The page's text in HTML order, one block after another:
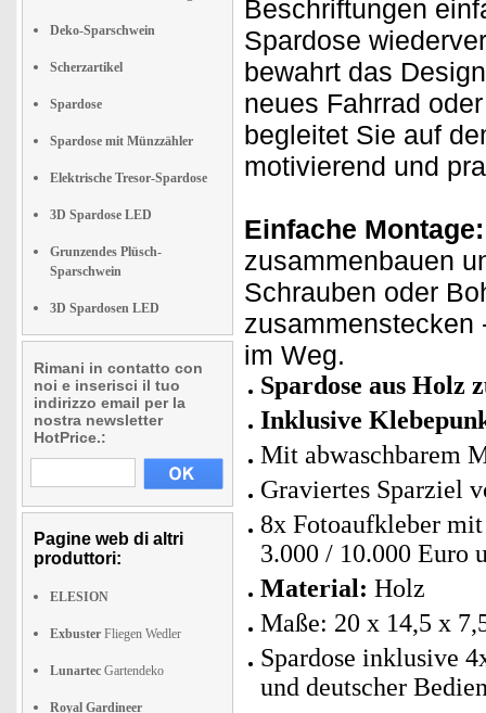
Deko-Sparschwein
Scherzartikel
Spardose
Spardose mit Münzzähler
Elektrische Tresor-Spardose
3D Spardose LED
Grunzendes Plüsch-
Sparschwein
3D Spardosen LED
Rimani in contatto con
noi e inserisci il tuo
indirizzo email per la
nostra newsletter
HotPrice.:
Pagine web di altri
produttori:
ELESION
Exbuster Fliegen Wedler
Lunartec Gartendeko
Royal Gardineer
Beschriftungen
Spardose
bewahrt das
neues Fahrrad
begleitet Sie auf
motivierend und
Einfache
zusammenbauen
Schrauben oder
zusammenstecken
im Weg.
Spardose aus Holz
Inklusive
Mit abwaschbarem
Graviertes Sparziel
8x Fotoaufkleber
3.000 / 10.000 Euro
Material: Holz
Maße: 20 x 14,5 x
Spardose inklusive
und deutscher